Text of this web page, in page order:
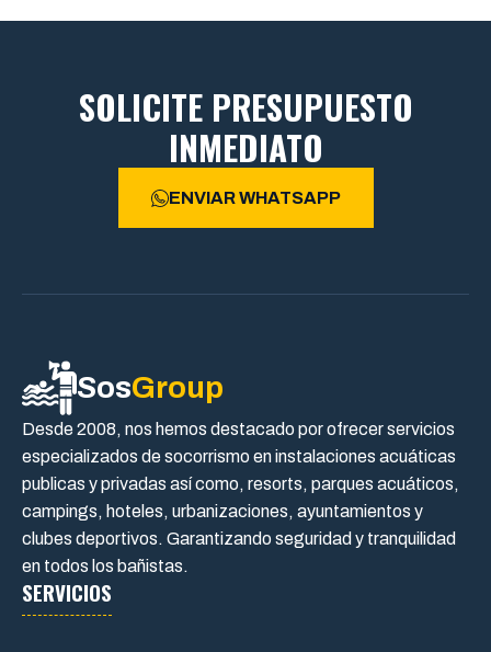
SOLICITE PRESUPUESTO
INMEDIATO
ENVIAR WHATSAPP
SosGroup
Desde 2008, nos hemos destacado por ofrecer servicios
especializados de socorrismo en instalaciones acuáticas
publicas y privadas así como, resorts, parques acuáticos,
campings, hoteles, urbanizaciones, ayuntamientos y
clubes deportivos. Garantizando seguridad y tranquilidad
en todos los bañistas.
SERVICIOS